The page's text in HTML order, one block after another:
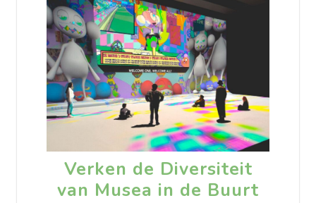
Verken de Diversiteit
van Musea in de Buurt